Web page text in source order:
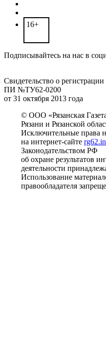
16+
Подписывайтесь на нас в
Свидетельство о
ПИ №ТУ62-0200
от 31 октября 2013 года
© ООО «Рязанская
Рязани и Рязанской
Исключительные права
на интернет-сайте
Законодательством РФ
об охране результатов
деятельности
Использование
правообладателя